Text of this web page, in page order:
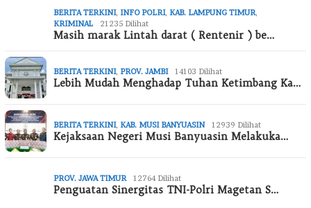
BERITA TERKINI, INFO POLRI, KAB. LAMPUNG TIMUR
KRIMINAL
21235 Dilihat
Masih marak Lintah darat ( Rentenir ) be…
BERITA TERKINI, PROV. JAMBI 14103 Dilihat
Lebih Mudah Menghadap Tuhan Ketimbang Ka…
BERITA TERKINI, KAB. MUSI BANYUASIN 12939 Dilihat
Kejaksaan Negeri Musi Banyuasin Melakuka…
PROV. JAWA TIMUR 12764 Dilihat
Penguatan Sinergitas TNI-Polri Magetan S…